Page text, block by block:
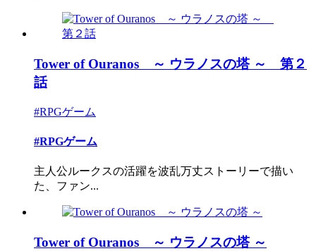
Tower of Ouranos ～ ウラノスの塔 ～ 第２
話
#RPGゲーム
#RPGゲーム
主人公ルークスの活躍を波乱万丈ストーリーで描い
た、ファン...
Tower of Ouranos ～ ウラノスの塔 ～